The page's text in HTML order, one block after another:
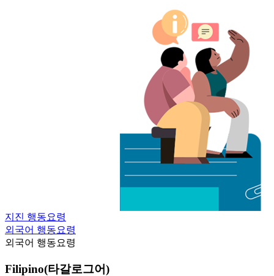
지진 행동요령
외국어 행동요령
외국어 행동요령
Filipino(타갈로그어)